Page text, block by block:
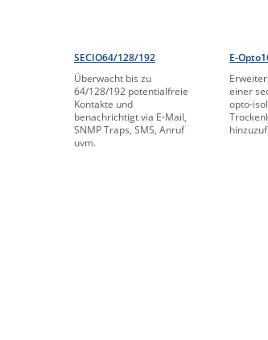
SECIO64/128/192
Überwacht bis zu
64/128/192 potentialfreie
Kontakte und
benachrichtigt via E-Mail,
SNMP Traps, SMS, Anruf
uvm.
E-
einer
opto-